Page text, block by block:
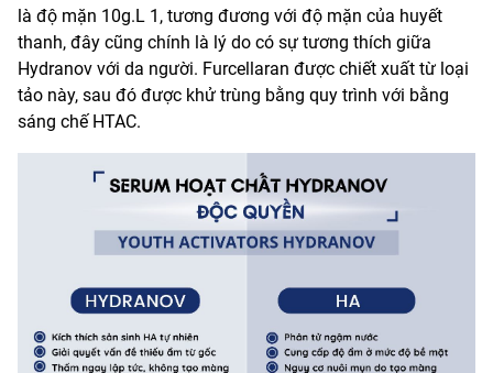
là độ mặn 10g.L 1, tương đương với độ mặn của huyết
thanh, đây cũng chính là lý do có sự tương thích giữa
Hydranov với da người. Furcellaran được chiết xuất từ loại
tảo này, sau đó được khử trùng bằng quy trình với bằng
sáng chế HTAC.